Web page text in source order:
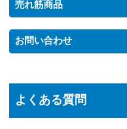
売れ筋商品
お問い合わせ
よくある質問